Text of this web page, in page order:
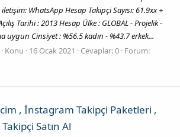
iletişim: WhatsApp Hesap Takipçi Sayısı: 61.9xx +
Tarihi : 2013 Hesap Ülke : GLOBAL - Projelik -
uygun Cinsiyet : %56.5 kadın - %43.7 erkek...
Konu 16 Ocak 2021 Cevaplar: 0 Forum:
, İnstagram Takipçi Paketleri ,
Satın Al